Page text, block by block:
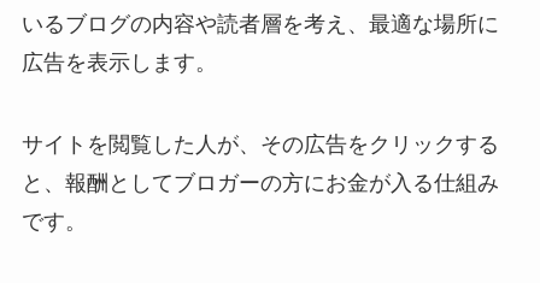
いるブログの内容や読者層を考え、最適な場所に
広告を表示します。
サイトを閲覧した人が、その広告をクリックする
と、報酬としてブロガーの方にお金が入る仕組み
です。